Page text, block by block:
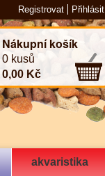
Registrovat Přihlásit
Nákupní košík
0 kusů
0,00 Kč
akvaristika